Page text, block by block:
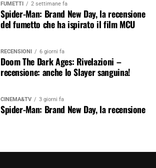
FUMETTI 2 settimane fa
Spider-Man: Brand New Day, la recensione
del fumetto che ha ispirato il film MCU
RECENSIONI 6 giorni fa
Doom The Dark Ages: Rivelazioni –
recensione: anche lo Slayer sanguina!
CINEMA&TV 3 giorni fa
Spider-Man: Brand New Day, la recensione